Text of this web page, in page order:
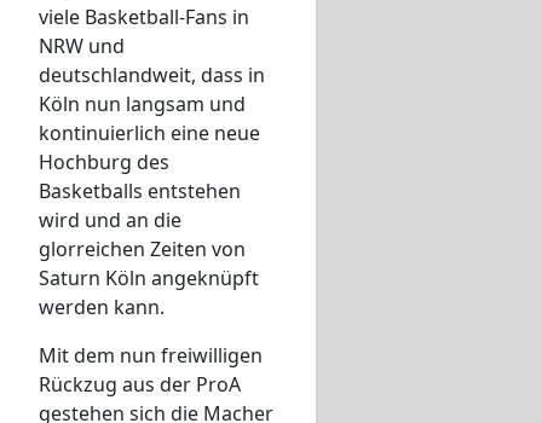
viele Basketball-Fans in
NRW und
deutschlandweit, dass in
Köln nun langsam und
kontinuierlich eine neue
Hochburg des
Basketballs entstehen
wird und an die
glorreichen Zeiten von
Saturn Köln angeknüpft
werden kann.
Mit dem nun freiwilligen
Rückzug aus der ProA
gestehen sich die Macher